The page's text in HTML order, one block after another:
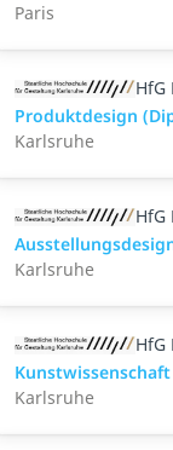
Paris
HfG
Produktdesign
Karlsruhe
HfG
Karlsruhe
HfG
Karlsruhe